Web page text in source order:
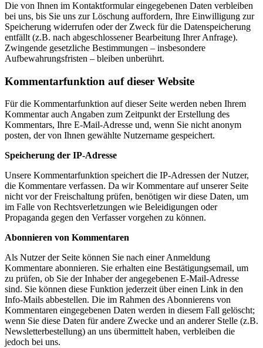
Die von Ihnen im Kontaktformular eingegebenen Daten verbleiben
bei uns, bis Sie uns zur Löschung auffordern, Ihre Einwilligung zur
Speicherung widerrufen oder der Zweck für die Datenspeicherung
entfällt (z.B. nach abgeschlossener Bearbeitung Ihrer Anfrage).
Zwingende gesetzliche Bestimmungen – insbesondere
Aufbewahrungsfristen – bleiben unberührt.
Kommentarfunktion auf dieser Website
Für die Kommentarfunktion auf dieser Seite werden neben Ihrem
Kommentar auch Angaben zum Zeitpunkt der Erstellung des
Kommentars, Ihre E-Mail-Adresse und, wenn Sie nicht anonym
posten, der von Ihnen gewählte Nutzername gespeichert.
Speicherung der IP-Adresse
Unsere Kommentarfunktion speichert die IP-Adressen der Nutzer,
die Kommentare verfassen. Da wir Kommentare auf unserer Seite
nicht vor der Freischaltung prüfen, benötigen wir diese Daten, um
im Falle von Rechtsverletzungen wie Beleidigungen oder
Propaganda gegen den Verfasser vorgehen zu können.
Abonnieren von Kommentaren
Als Nutzer der Seite können Sie nach einer Anmeldung
Kommentare abonnieren. Sie erhalten eine Bestätigungsemail, um
zu prüfen, ob Sie der Inhaber der angegebenen E-Mail-Adresse
sind. Sie können diese Funktion jederzeit über einen Link in den
Info-Mails abbestellen. Die im Rahmen des Abonnierens von
Kommentaren eingegebenen Daten werden in diesem Fall gelöscht;
wenn Sie diese Daten für andere Zwecke und an anderer Stelle (z.B.
Newsletterbestellung) an uns übermittelt haben, verbleiben die
jedoch bei uns.